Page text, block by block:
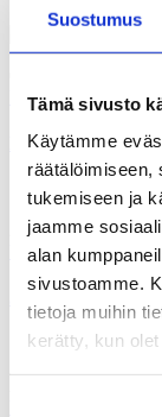
Suostumus
Tämä sivusto
Käytämme
räätälöimiseen,
tukemiseen ja
jaamme
alan
sivustoamme.
tietoja muihin
kerätty, kun
Uutiset
Helsinki.
29.09.2009
Uutiset
J-P Alanen: